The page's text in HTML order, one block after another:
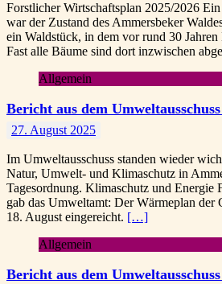
Forstlicher Wirtschaftsplan 2025/2026
war der Zustand des Ammersbeker
ein Waldstück, in dem vor rund 30
Fast alle Bäume sind dort inzwischen
Allgemein
Bericht aus dem
27. August 2025
Im Umweltausschuss standen wieder
Natur, Umwelt- und Klimaschutz in
Tagesordnung. Klimaschutz und Energie
gab das Umweltamt: Der Wärmeplan der
18. August eingereicht. […]
Allgemein
Bericht aus dem